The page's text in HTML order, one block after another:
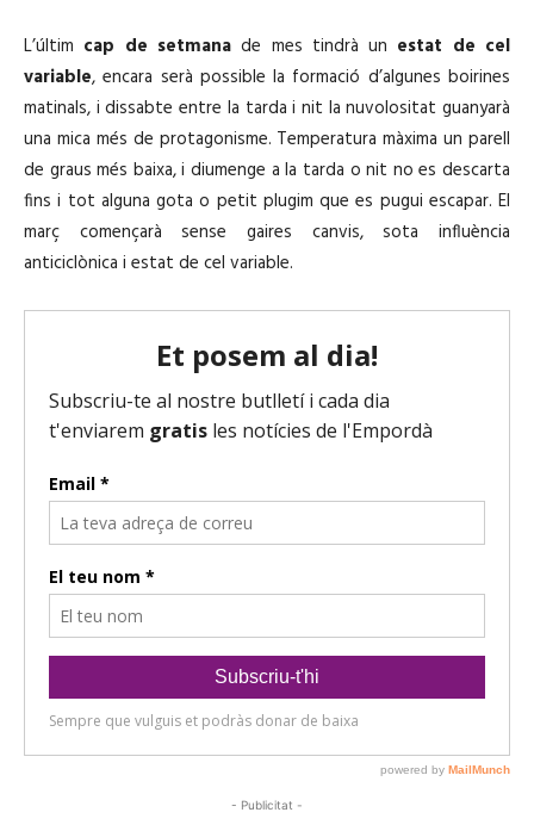
L’últim cap de setmanade mes tindrà un estat de cel
variable, encara serà possible la formació d’algunes boirines
matinals, i dissabte entre la tarda i nit la nuvolositat guanyarà
una mica més de protagonisme. Temperatura màxima un parell
de graus més baixa, i diumenge a la tarda o nit no es descarta
fins i tot alguna gota o petit plugim que es pugui escapar. El
març començarà sense gaires canvis, sota influència
anticiclònica i estat de cel variable.
- Publicitat -